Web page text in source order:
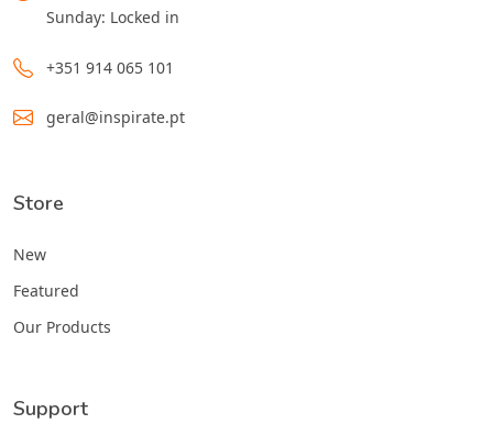
Sunday: Locked in
+351 914 065 101
geral@inspirate.pt
Store
New
Featured
Our Products
Support